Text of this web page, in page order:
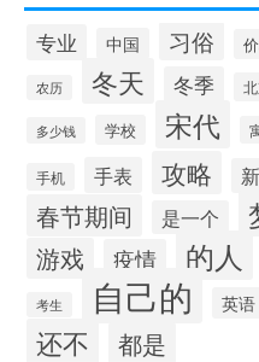
专业 中国 习俗
农历 冬天 冬季
多少钱 学校 宋代
手机 手表 攻略
春节期间 是一个
游戏 疫情 的人
考生 自己的 英语
还不 都是